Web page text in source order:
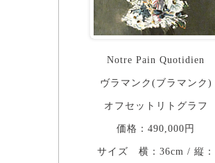
Notre Pain Quotidien
ヴラマンク(ブラマンク)
オフセットリトグラフ
価格：490,000円
サイズ 横：36cm / 縦：